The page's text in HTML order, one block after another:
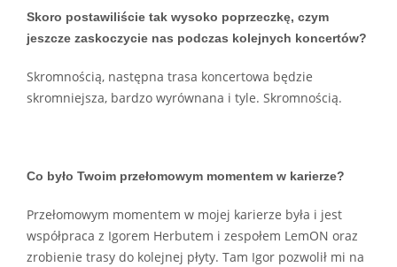
Skoro postawiliście tak wysoko poprzeczkę, czym
jeszcze zaskoczycie nas podczas kolejnych koncertów?
Skromnością, następna trasa koncertowa będzie
skromniejsza, bardzo wyrównana i tyle. Skromnością.
Co było Twoim przełomowym momentem w karierze?
Przełomowym momentem w mojej karierze była i jest
współpraca z Igorem Herbutem i zespołem LemON oraz
zrobienie trasy do kolejnej płyty. Tam Igor pozwolił mi na